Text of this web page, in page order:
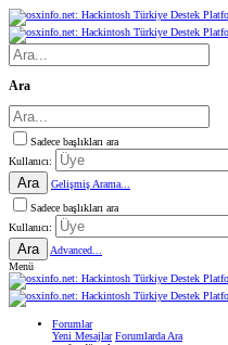
Ara
Sadece başlıkları ara
Kullanıcı:
Ara
Gelişmiş Arama...
Sadece başlıkları ara
Kullanıcı:
Ara
Advanced...
Menü
Forumlar
Yeni Mesajlar Forumlarda Ara